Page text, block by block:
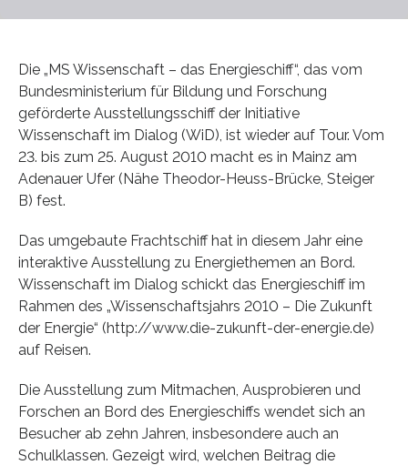
Die „MS Wissenschaft – das Energieschiff“, das vom
Bundesministerium für Bildung und Forschung
geförderte Ausstellungsschiff der Initiative
Wissenschaft im Dialog (WiD), ist wieder auf Tour. Vom
23. bis zum 25. August 2010 macht es in Mainz am
Adenauer Ufer (Nähe Theodor-Heuss-Brücke, Steiger
B) fest.
Das umgebaute Frachtschiff hat in diesem Jahr eine
interaktive Ausstellung zu Energiethemen an Bord.
Wissenschaft im Dialog schickt das Energieschiff im
Rahmen des „Wissenschaftsjahrs 2010 – Die Zukunft
der Energie“ (http://www.die-zukunft-der-energie.de)
auf Reisen.
Die Ausstellung zum Mitmachen, Ausprobieren und
Forschen an Bord des Energieschiffs wendet sich an
Besucher ab zehn Jahren, insbesondere auch an
Schulklassen. Gezeigt wird, welchen Beitrag die